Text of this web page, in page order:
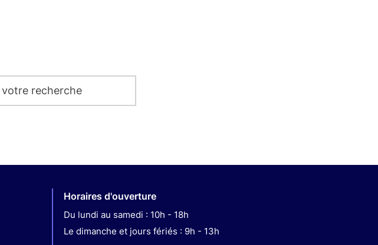
recherche
Horaires d'ouverture
Du lundi au samedi : 10h - 18h
Le dimanche et jours fériés : 9h - 13h